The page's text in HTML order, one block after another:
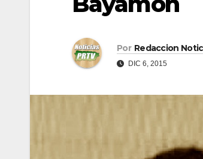
Por Redaccion
DIC 6, 2015